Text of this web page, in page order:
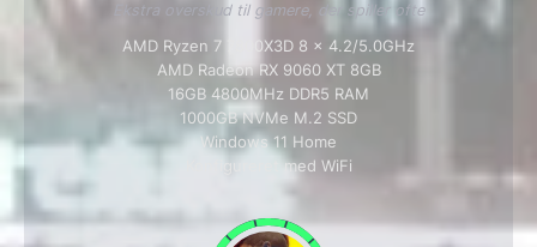
Ekstra overskud til gamere, der spiller ofte
AMD Ryzen 7 7800X3D 8 x 4.2/5.0GHz
AMD Radeon RX 9060 XT 8GB
16GB 4800MHz DDR5 RAM
1000GB NVMe M.2 SSD
Windows 11 Home
Konfigureret med WiFi